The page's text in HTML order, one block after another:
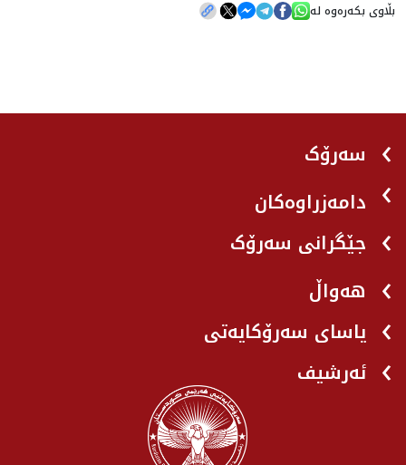
بڵاوی بکەرەوە لە
سەرۆک
دامەزراوەکان
جێگرانی سه‌رۆک
هه‌واڵ
یاسای سەرۆکایەتی
ئەرشیف